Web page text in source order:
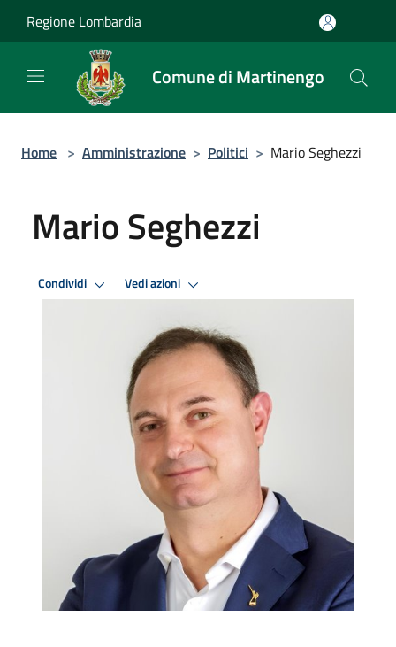
Regione Lombardia
Comune di Martinengo
Home > Amministrazione > Politici > Mario Seghezzi
Mario Seghezzi
Condividi Vedi azioni